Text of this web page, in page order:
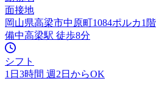
面接地
岡山県高梁市中原町1084ポルカ1階
備中高梁駅 徒歩8分
シフト
1日3時間 週2日からOK